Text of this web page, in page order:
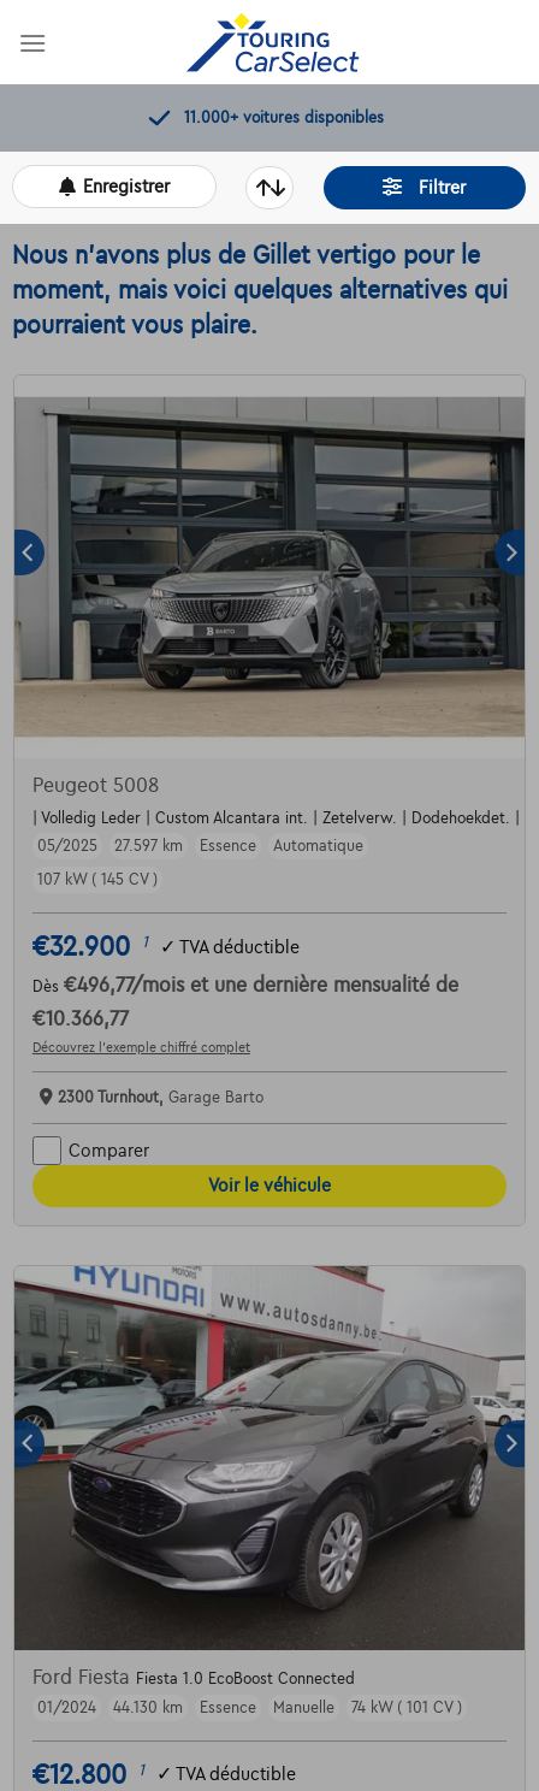
Contrôles de qualité par Touring
Filtrer
Enregistrer
Nous n'avons plus de Gillet vertigo pour le
moment, mais voici quelques alternatives qui
pourraient vous plaire.
Peugeot 5008
| Volledig Leder | Custom Alcantara int. | Zetelverw. | Dodehoekdet. |
05/2025
27.597 km Essence
Automatique
107 kW ( 145 CV )
€32.900 1 ✓ TVA déductible
Dès €496,77/mois et une dernière mensualité de
€10.366,77
Découvrez l’exemple chiffré complet
2300 Turnhout, Garage Barto
Comparer
Voir le véhicule
Ford Fiesta Fiesta 1.0 EcoBoost Connected
01/2024
44.130 km Essence Manuelle 74 kW ( 101 CV )
€12.800 1 ✓ TVA déductible